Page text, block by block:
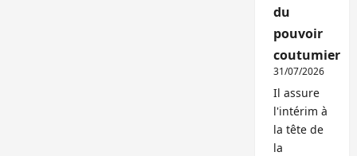
du
pouvoir
coutumier
31/07/2026
Il assure
l'intérim à
la tête de
la